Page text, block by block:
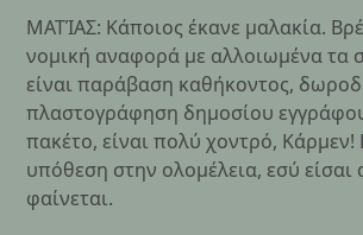
ΜΑΤΊΑΣ: Κάποιος έκανε μαλακία.
νομική αναφορά με αλλοιωμένα τα
είναι παράβαση καθήκοντος,
πλαστογράφηση δημοσίου
πακέτο, είναι πολύ χοντρό, Κάρμεν!
υπόθεση στην ολομέλεια, εσύ είσαι
φαίνεται.